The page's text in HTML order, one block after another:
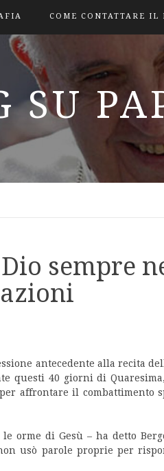
COME CONTATTARE IL
SU
sempre
antecedente alla recita
questi 40 giorni di
affrontare il combattimento
orme di Gesù – ha detto
usò parole proprie per